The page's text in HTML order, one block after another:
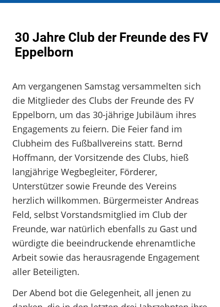
30 Jahre Club der Freunde des FV
Eppelborn
Am vergangenen Samstag versammelten sich
die Mitglieder des Clubs der Freunde des FV
Eppelborn, um das 30-jährige Jubiläum ihres
Engagements zu feiern. Die Feier fand im
Clubheim des Fußballvereins statt. Bernd
Hoffmann, der Vorsitzende des Clubs, hieß
langjährige Wegbegleiter, Förderer,
Unterstützer sowie Freunde des Vereins
herzlich willkommen. Bürgermeister Andreas
Feld, selbst Vorstandsmitglied im Club der
Freunde, war natürlich ebenfalls zu Gast und
würdigte die beeindruckende ehrenamtliche
Arbeit sowie das herausragende Engagement
aller Beteiligten.
Der Abend bot die Gelegenheit, all jenen zu